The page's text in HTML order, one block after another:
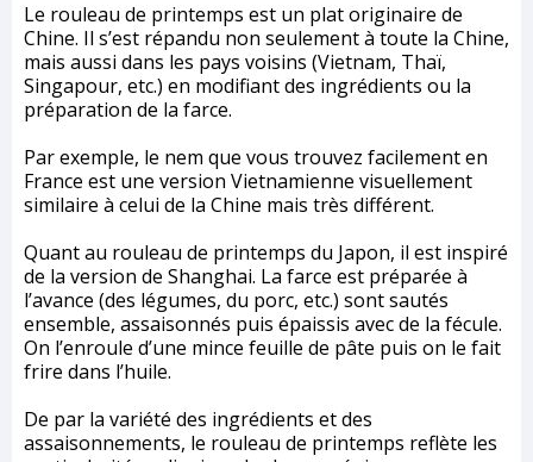
Le rouleau de printemps est un plat originaire de
Chine. Il s’est répandu non seulement à toute la Chine,
mais aussi dans les pays voisins (Vietnam, Thaï,
Singapour, etc.) en modifiant des ingrédients ou la
préparation de la farce.
Par exemple, le nem que vous trouvez facilement en
France est une version Vietnamienne visuellement
similaire à celui de la Chine mais très différent.
Quant au rouleau de printemps du Japon, il est inspiré
de la version de Shanghai. La farce est préparée à
l’avance (des légumes, du porc, etc.) sont sautés
ensemble, assaisonnés puis épaissis avec de la fécule.
On l’enroule d’une mince feuille de pâte puis on le fait
frire dans l’huile.
De par la variété des ingrédients et des
assaisonnements, le rouleau de printemps reflète les